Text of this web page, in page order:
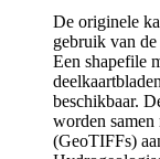
De originele
gebruik van
Een shapefile
beschikbaar.
worden samen
(GeoTIFFs)